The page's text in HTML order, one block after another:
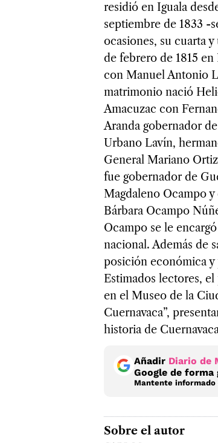
residió en Iguala
septiembre de 1833 -
ocasiones, su cuarta
de febrero de 1815
con Manuel Antonio
matrimonio nació
Amacuzac con
Aranda gobernador
Urbano Lavín,
General Mariano
fue gobernador de
Magdaleno Ocampo
Bárbara Ocampo
Ocampo se le
nacional. Además de
posición económica
Estimados lectores,
en el Museo de la
Cuernavaca”,
historia de
Añadir Diario de
Google de forma
Mantente
Sobre el autor